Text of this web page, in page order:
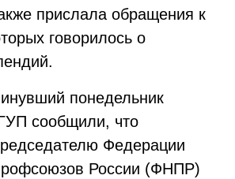
прислала обращения к
говорилось о
понедельник
сообщили, что
Федерации
России (ФНПР)